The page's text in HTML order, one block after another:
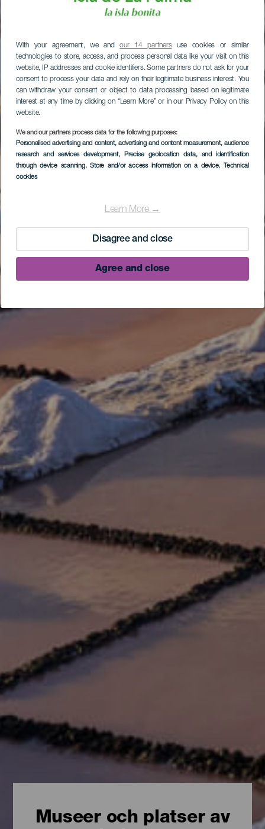
With your agreement, we andour 14 partnersuse cookies or similar
technologies to store, access, and process personal data like your visit on this
website, IP addresses and cookie identifiers. Some partners do not ask for your
consent to process your data and rely on their legitimate business interest. You
can withdraw your consent or object to data processing based on legitimate
interest at any time by clicking on “Learn More” or in our Privacy Policy on this
website.
We and our partners process data for the following purposes:
Personalised advertising and content, advertising and content measurement, audience
research and services development, Precise geolocation data, and identification
through device scanning, Store and/or access information on a device, Technical
cookies
Learn More →
Disagree and close
Agree and close
Museer och platser av